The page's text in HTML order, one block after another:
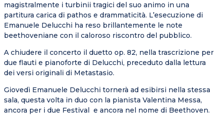
magistralmente i turbinii tragici del suo animo in una
partitura carica di pathos e drammaticità. L’esecuzione di
Emanuele Delucchi ha reso brillantemente le note
beethoveniane con il caloroso riscontro del pubblico.
A chiudere il concerto il duetto op. 82, nella trascrizione per
due flauti e pianoforte di Delucchi, preceduto dalla lettura
dei versi originali di Metastasio.
Giovedì Emanuele Delucchi tornerà ad esibirsi nella stessa
sala, questa volta in duo con la pianista Valentina Messa,
ancora per i due Festival e ancora nel nome di Beethoven.